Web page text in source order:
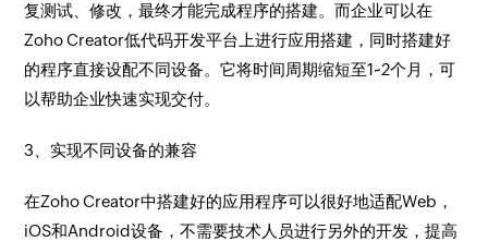
复测试、修改，最终才能完成程序的搭建。而企业可以在
Zoho Creator低代码开发平台上进行应用搭建，同时搭建好
的程序直接设配不同设备。它将时间周期缩短至1~2个月，可
以帮助企业快速实现交付。
3、实现不同设备的兼容
在Zoho Creator中搭建好的应用程序可以很好地适配Web，
iOS和Android设备，不需要技术人员进行另外的开发，提高